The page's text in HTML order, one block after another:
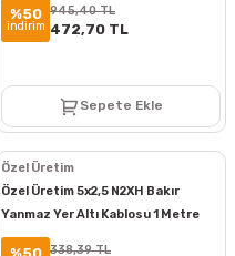
%50
indirim
945,40 TL
472,70 TL
Sepete Ekle
Özel Üretim
Özel Üretim 5x2,5 N2XH Bakır
Yanmaz Yer Altı Kablosu 1 Metre
338,39 TL